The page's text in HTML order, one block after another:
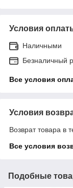
Условия
Наличными
Безналичный
Все условия
Условия
Возврат товара в
Все условия
Подобные